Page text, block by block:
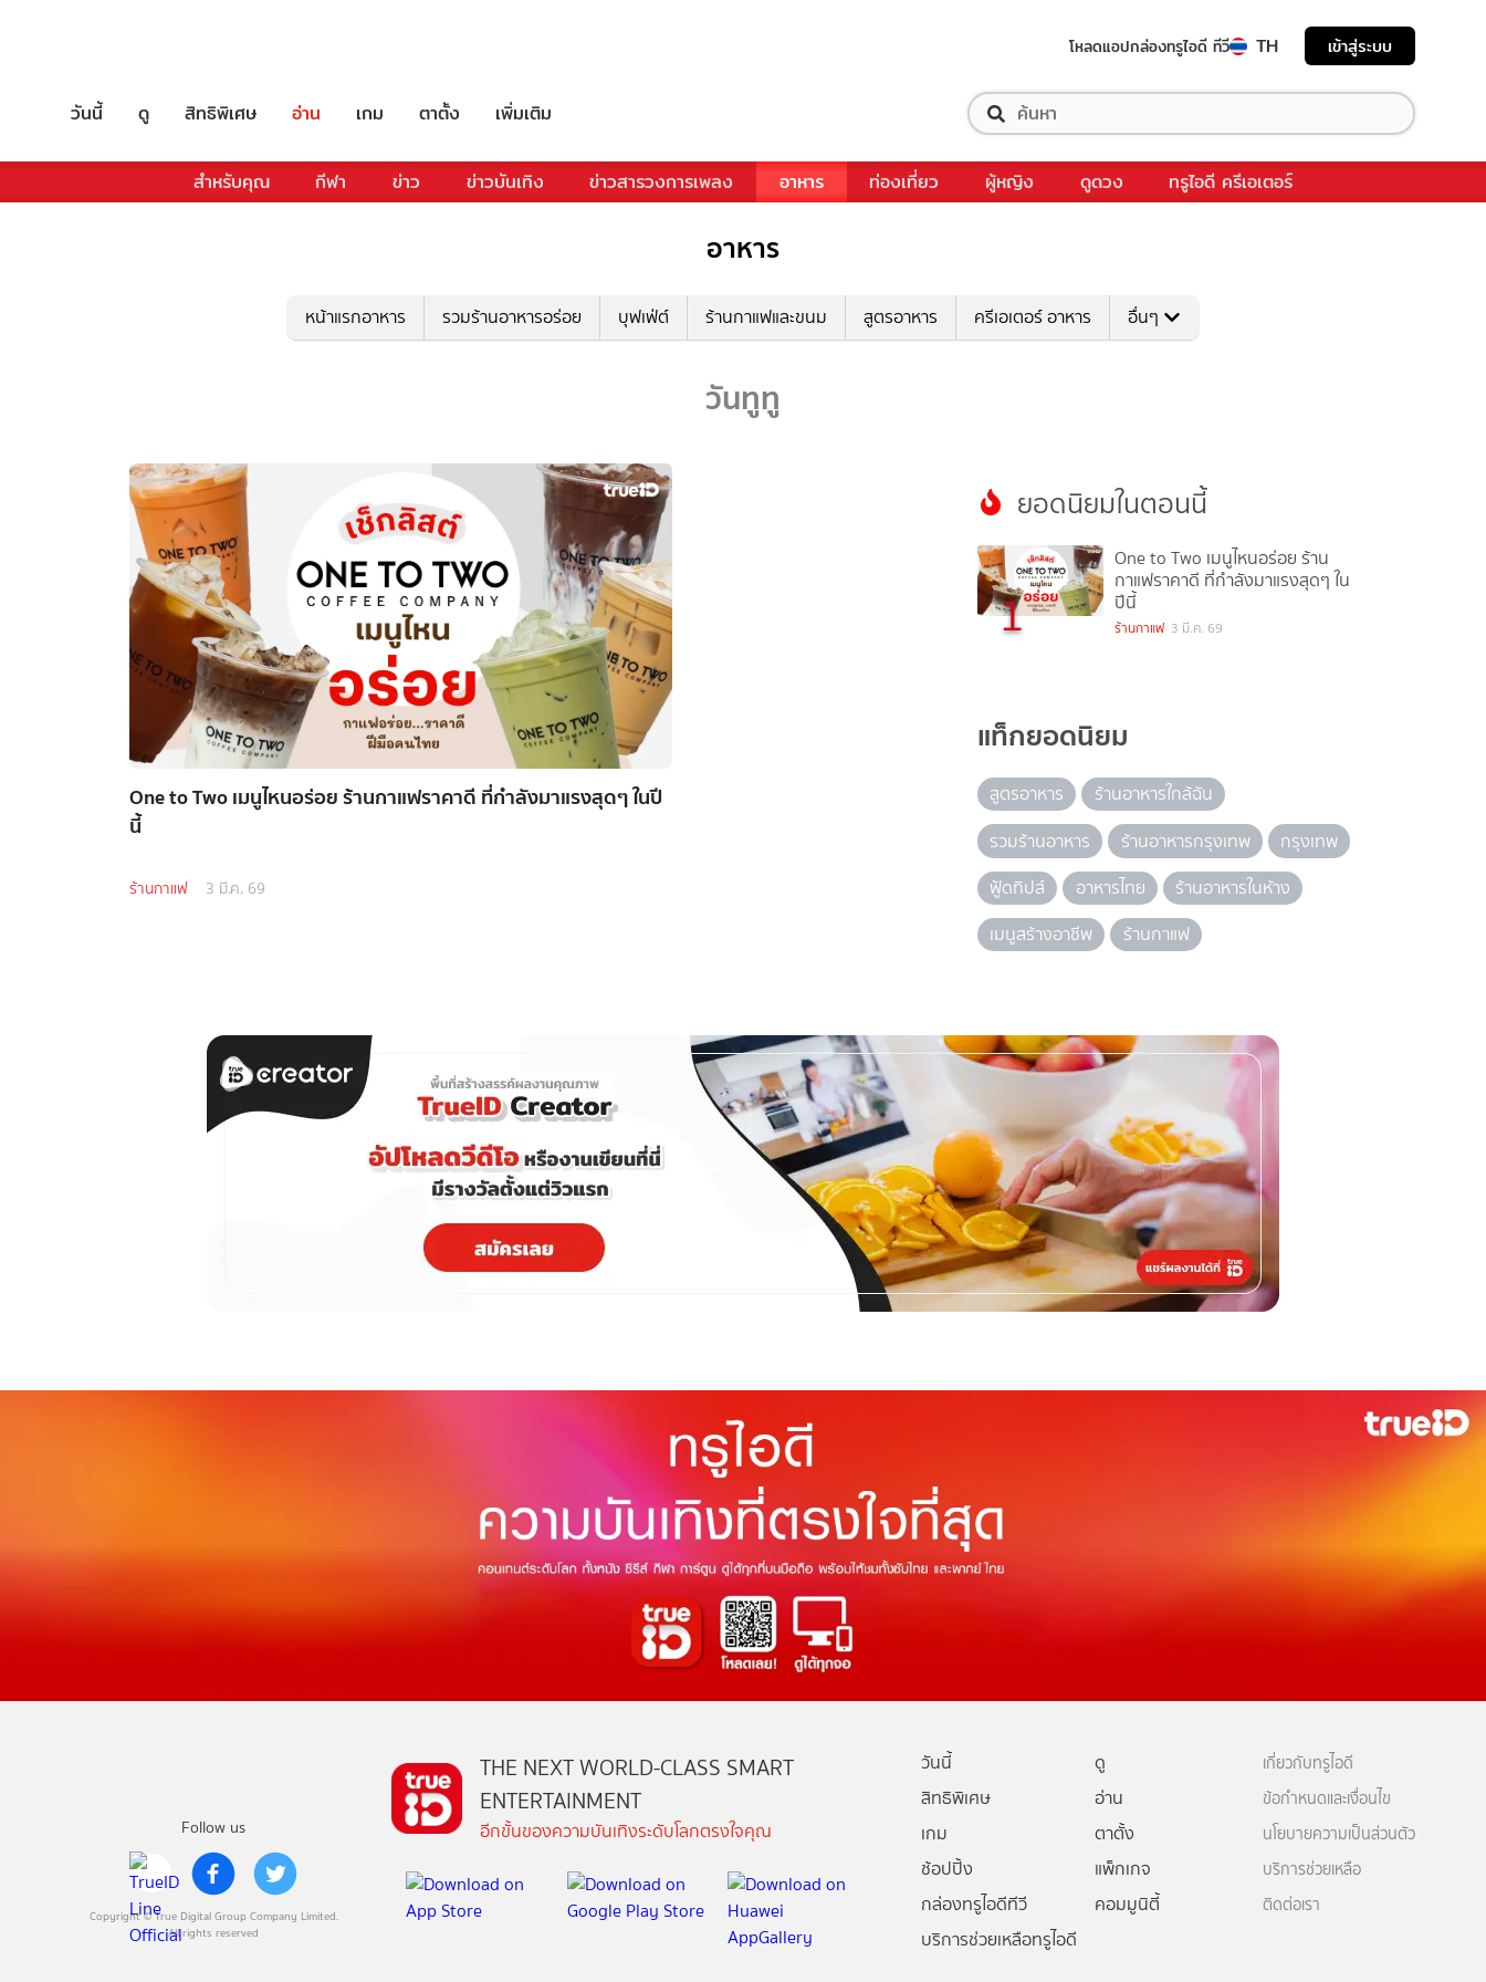
โหลดแอปกล่องทรูไอดี ทีวี TH เข้าสู่ระบบ
วันนี้ ดู สิทธิพิเศษ อ่าน เกม ตาตั้ง เพิ่มเติม
สำหรับคุณ กีฬา ข่าว ข่าวบันเทิง ข่าวสารวงการเพลง อาหาร ท่องเที่ยว ผู้หญิง ดูดวง ทรูไอดี ครีเอเตอร์
อาหาร
หน้าแรกอาหาร รวมร้านอาหารอร่อย บุฟเฟ่ต์ ร้านกาแฟและขนม สูตรอาหาร ครีเอเตอร์ อาหาร อื่นๆ
วันทูทู
One to Two เมนูไหนอร่อย ร้านกาแฟราคาดี ที่กำลังมาแรงสุดๆ ในปี
นี้
ร้านกาแฟ 3 มี.ค. 69
ยอดนิยมในตอนนี้
1
One to Two เมนูไหนอร่อย ร้าน
กาแฟราคาดี ที่กำลังมาแรงสุดๆ ใน
ปีนี้
ร้านกาแฟ 3 มี.ค. 69
แท็กยอดนิยม
สูตรอาหาร
ร้านอาหารใกล้ฉัน
รวมร้านอาหาร
ร้านอาหารกรุงเทพ
กรุงเทพ
ฟู้ดทิปส์
อาหารไทย
ร้านอาหารในห้าง
เมนูสร้างอาชีพ
ร้านกาแฟ
Follow us
Copyright © True Digital Group Company Limited.
All rights reserved
THE NEXT WORLD-CLASS SMART
ENTERTAINMENT
อีกขั้นของความบันเทิงระดับโลกตรงใจคุณ
วันนี้
ดู
สิทธิพิเศษ
อ่าน
เกม
ตาตั้ง
ช้อปปิ้ง
แพ็กเกจ
กล่องทรูไอดีทีวี
คอมมูนิตี้
บริการช่วยเหลือทรูไอดี
เกี่ยวกับทรูไอดี
ข้อกำหนดและเงื่อนไข
นโยบายความเป็นส่วนตัว
บริการช่วยเหลือ
ติดต่อเรา